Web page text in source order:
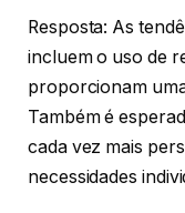
Resposta: As
incluem o uso de
proporcionam
Também é
cada vez mais
necessidades